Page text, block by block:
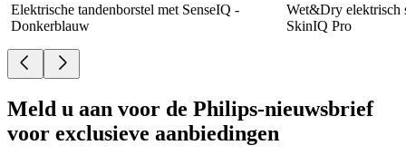
Elektrische tandenborstel met SenseIQ -
Donkerblauw
Wet&Dry elektrisch
SkinIQ Pro
Meld u aan voor de Philips-nieuwsbrief
voor exclusieve aanbiedingen